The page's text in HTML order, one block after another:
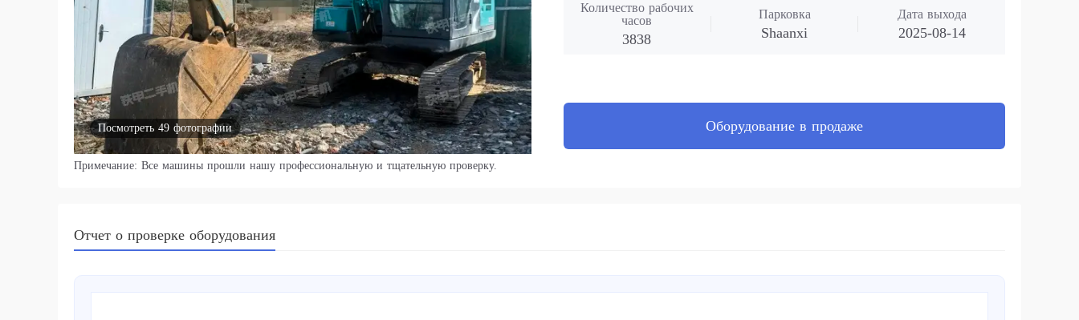
Посмотреть 49 фотографии
Примечание: Все машины прошли нашу профессиональную и тщательную проверку.
Количество рабочих
часов
3838
Парковка
Shaanxi
Дата выхода
2025-08-14
Оборудование в продаже
Отчет о проверке оборудования